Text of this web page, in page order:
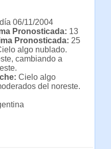
06/11/2004
Pronosticada: 13
Pronosticada: 25
algo nublado.
cambiando a
Cielo algo
del noreste.